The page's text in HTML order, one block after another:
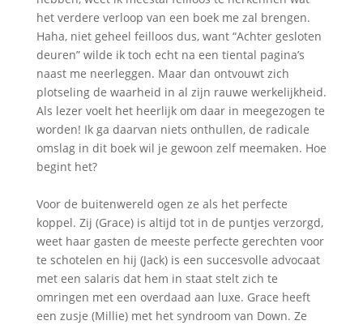
het verdere verloop van een boek me zal brengen.
Haha, niet geheel feilloos dus, want “Achter gesloten
deuren” wilde ik toch echt na een tiental pagina’s
naast me neerleggen. Maar dan ontvouwt zich
plotseling de waarheid in al zijn rauwe werkelijkheid.
Als lezer voelt het heerlijk om daar in meegezogen te
worden! Ik ga daarvan niets onthullen, de radicale
omslag in dit boek wil je gewoon zelf meemaken. Hoe
begint het?
Voor de buitenwereld ogen ze als het perfecte
koppel. Zij (Grace) is altijd tot in de puntjes verzorgd,
weet haar gasten de meeste perfecte gerechten voor
te schotelen en hij (Jack) is een succesvolle advocaat
met een salaris dat hem in staat stelt zich te
omringen met een overdaad aan luxe. Grace heeft
een zusje (Millie) met het syndroom van Down. Ze